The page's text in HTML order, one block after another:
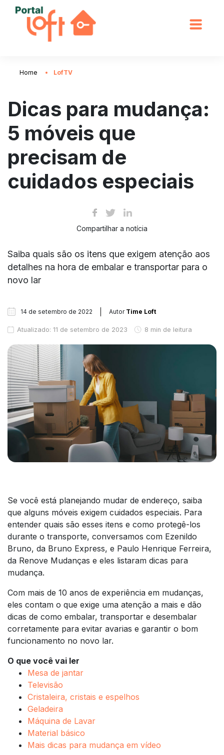
Home LofTV
Dicas para mudança:
5 móveis que
precisam de
cuidados especiais
Compartilhar a notícia
Saiba quais são os itens que exigem atenção aos
detalhes na hora de embalar e transportar para o
novo lar
14 de setembro de 2022 Autor Time Loft
Atualizado: 11 de setembro de 2023 8 min de leitura
Se você está planejando mudar de endereço, saiba
que alguns móveis exigem cuidados especiais. Para
entender quais são esses itens e como protegê-los
durante o transporte, conversamos com Ezenildo
Bruno, da Bruno Express, e Paulo Henrique Ferreira,
da Renove Mudanças e eles listaram dicas para
mudança.
Com mais de 10 anos de experiência em mudanças,
eles contam o que exige uma atenção a mais e dão
dicas de como embalar, transportar e desembalar
corretamente para evitar avarias e garantir o bom
funcionamento no novo lar.
O que você vai ler
Mesa de jantar
Televisão
Cristaleira, cristais e espelhos
Geladeira
Máquina de Lavar
Material básico
Mais dicas para mudança em vídeo